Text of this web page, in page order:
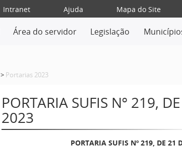
Intranet Ajuda Mapa do Site
Área do servidor Legislação
> Portarias 2023
PORTARIA SUFIS Nº 219,
2023
PORTARIA SUFIS Nº 219, DE 21